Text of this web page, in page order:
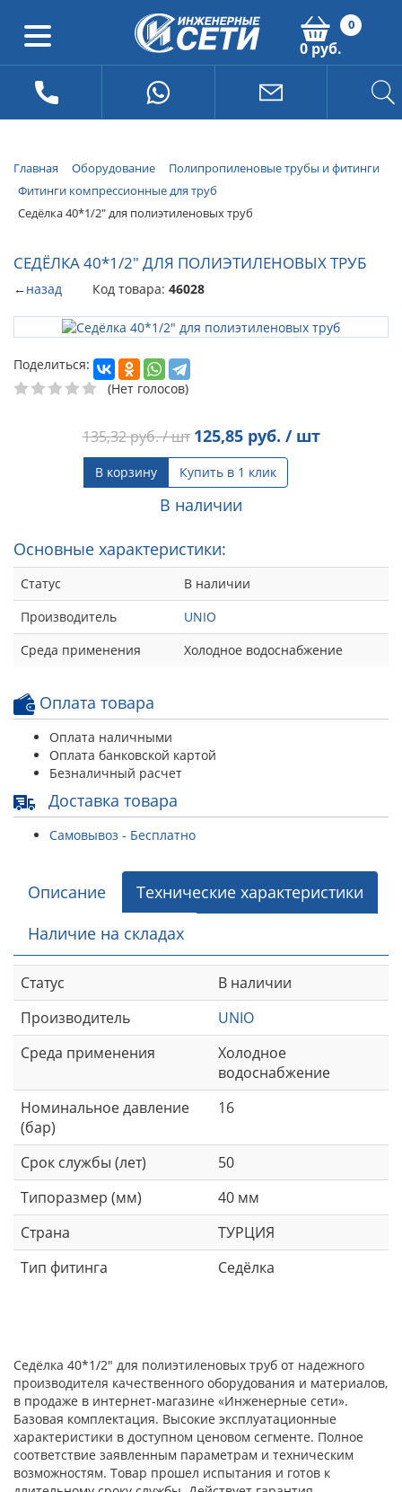
0
0 руб.
Главная Оборудование
Полипропиленовые трубы и фитинги
Фитинги компрессионные для труб
Седёлка 40*1/2" для полиэтиленовых труб
СЕДЁЛКА 40*1/2" ДЛЯ ПОЛИЭТИЛЕНОВЫХ ТРУБ
←назад Код товара: 46028
Поделиться:
(Нет голосов)
135,32руб. / шт 125,85руб. / шт
В корзину Купить в 1 клик
В наличии
Основные характеристики:
Статус
В наличии
Производитель
UNIO
Среда применения
Холодное водоснабжение
Оплата товара
Оплата наличными
Оплата банковской картой
Безналичный расчет
Доставка товара
Самовывоз - Бесплатно
Описание
Технические характеристики
Наличие на складах
Статус
В наличии
Производитель
UNIO
Среда применения
Холодное
водоснабжение
Номинальное давление
(бар)
16
Срок службы (лет)
50
Типоразмер (мм)
40 мм
Страна
ТУРЦИЯ
Тип фитинга
Седёлка
Седёлка 40*1/2" для полиэтиленовых труб от надежного
производителя качественного оборудования и материалов,
в продаже в интернет-магазине «Инженерные сети».
Базовая комплектация. Высокие эксплуатационные
характеристики в доступном ценовом сегменте. Полное
соответствие заявленным параметрам и техническим
возможностям. Товар прошел испытания и готов к